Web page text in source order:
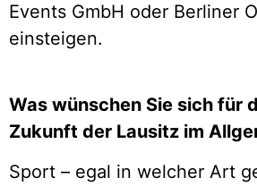
Events GmbH oder Berliner
einsteigen.
Was wünschen Sie sich für
Zukunft der Lausitz im
Sport – egal in welcher Art